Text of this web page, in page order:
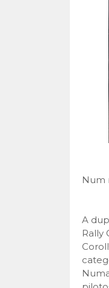
Num
A
Rally